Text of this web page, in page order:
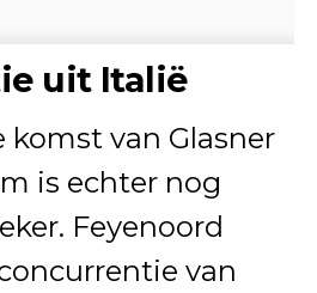
uit Italië
komst van Glasner
is echter nog
Feyenoord
van